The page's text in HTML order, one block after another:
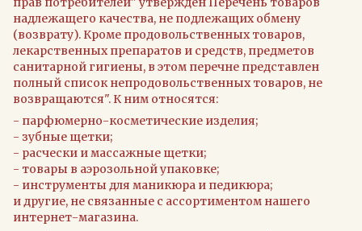
надлежащего качества, не подлежащих обмену
(возврату). Кроме продовольственных товаров,
лекарственных препаратов и средств, предметов
санитарной гигиены, в этом перечне представлен
полный список непродовольственных товаров, не
возвращаются". К ним относятся:
- парфюмерно-косметические изделия;
- зубные щетки;
- расчески и массажные щетки;
- товары в аэрозольной упаковке;
- инструменты для маникюра и педикюра;
и другие, не связанные с ассортиментом нашего
интернет-магазина.